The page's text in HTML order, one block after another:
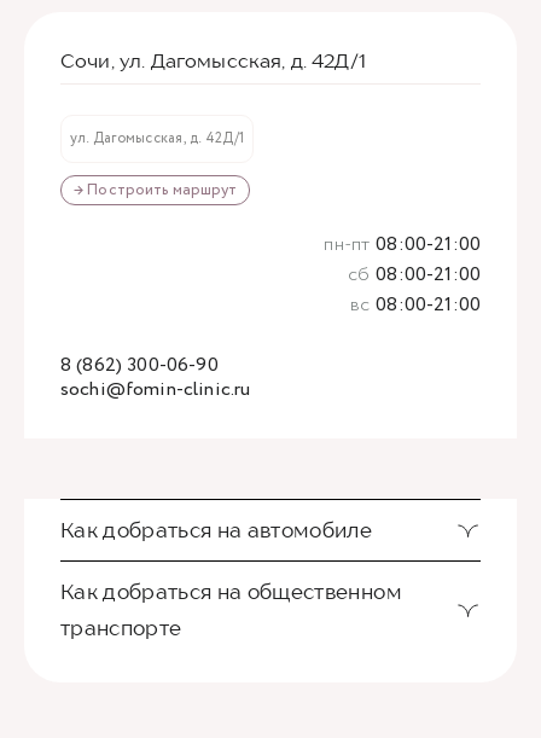
Сочи, ул. Дагомысская, д. 42Д/1
ул. Дагомысская, д. 42Д/1
→ Построить маршрут
sochi@fomin-clinic.ru
8 (862) 300-06-90
пн-пт 08:00-21:00
сб 08:00-21:00
вс 08:00-21:00
Как добраться на автомобиле
Как добраться на общественном
транспорте